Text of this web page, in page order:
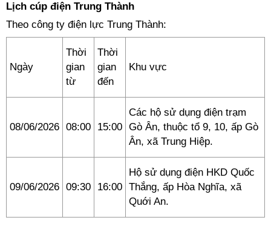
Lịch cúp điện Trung Thành
Theo công ty điện lực Trung Thành:
Ngày
Thời
gian
từ
Thời
gian
đến
Khu vực
08/06/2026 08:00 15:00
Các hộ sử dụng điện trạm
Gò Ân, thuộc tổ 9, 10, ấp Gò
Ân, xã Trung Hiệp.
09/06/2026 09:30 16:00
Hộ sử dụng điện HKD Quốc
Thắng, ấp Hòa Nghĩa, xã
Quới An.